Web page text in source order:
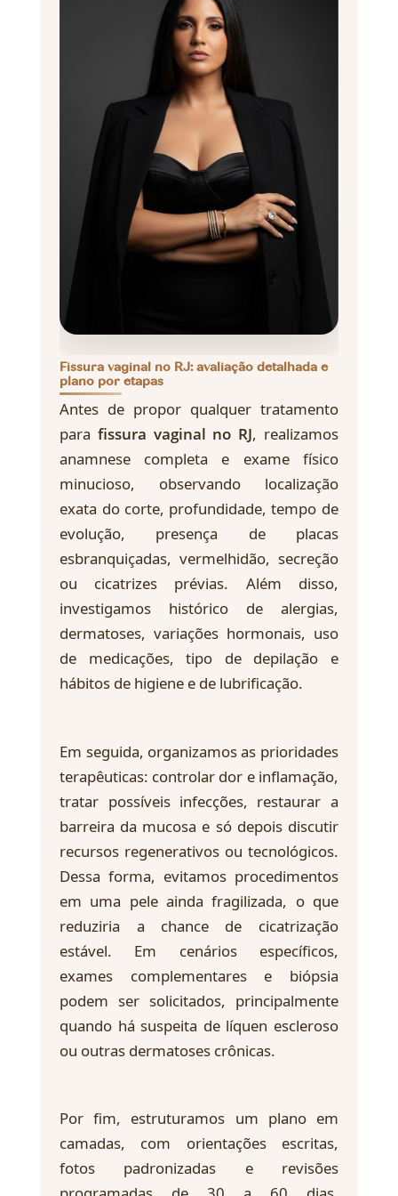
Fissura vaginal no RJ: avaliação detalhada e
plano por etapas
Antes de propor qualquer tratamento
para fissura vaginal no RJ, realizamos
anamnese completa e exame físico
minucioso, observando localização
exata do corte, profundidade, tempo de
evolução, presença de placas
esbranquiçadas, vermelhidão, secreção
ou cicatrizes prévias. Além disso,
investigamos histórico de alergias,
dermatoses, variações hormonais, uso
de medicações, tipo de depilação e
hábitos de higiene e de lubrificação.
Em seguida, organizamos as prioridades
terapêuticas: controlar dor e inflamação,
tratar possíveis infecções, restaurar a
barreira da mucosa e só depois discutir
recursos regenerativos ou tecnológicos.
Dessa forma, evitamos procedimentos
em uma pele ainda fragilizada, o que
reduziria a chance de cicatrização
estável. Em cenários específicos,
exames complementares e biópsia
podem ser solicitados, principalmente
quando há suspeita de líquen escleroso
ou outras dermatoses crônicas.
Por fim, estruturamos um plano em
camadas, com orientações escritas,
fotos padronizadas e revisões